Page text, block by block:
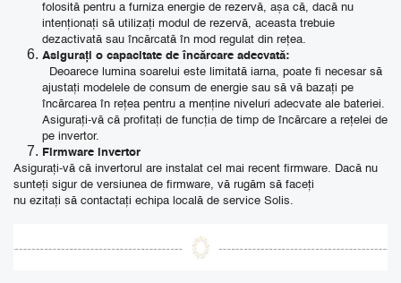
folosită pentru a furniza energie de rezervă, așa că, dacă nu
intenționați să utilizați modul de rezervă, aceasta trebuie
dezactivată sau încărcată în mod regulat din rețea.
Asigurați o capacitate de încărcare adecvată:
Deoarece lumina soarelui este limitată iarna, poate fi necesar să
ajustați modelele de consum de energie sau să vă bazați pe
încărcarea în rețea pentru a menține niveluri adecvate ale bateriei.
Asigurați-vă că profitați de funcția de timp de încărcare a rețelei de
pe invertor.
Firmware invertor
Asigurați-vă că invertorul are instalat cel mai recent firmware. Dacă nu
sunteți sigur de versiunea de firmware, vă rugăm să faceți
nu ezitați să contactați echipa locală de service Solis.